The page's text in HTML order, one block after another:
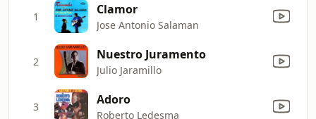
1 Clamor
Jose Antonio Salaman
2 Nuestro Juramento
Julio Jaramillo
3 Adoro
Roberto Ledesma